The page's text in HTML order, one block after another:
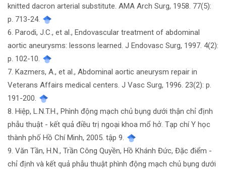
knitted dacron arterial substitute. AMA Arch Surg, 1958. 77(5):
p. 713-24.
6. Parodi, J.C., et al., Endovascular treatment of abdominal
aortic aneurysms: lessons learned. J Endovasc Surg, 1997. 4(2):
p. 102-10.
7. Kazmers, A., et al., Abdominal aortic aneurysm repair in
Veterans Affairs medical centers. J Vasc Surg, 1996. 23(2): p.
191-200.
8. Hiệp, L.N.T.H., Phình động mạch chủ bụng dưới thận chỉ định
phẫu thuật - kết quả điều trị ngoại khoa mổ hở. Tạp chí Y học
thành phố Hồ Chí Minh, 2005. tập 9.
9. Văn Tần, H.N., Trần Công Quyền, Hồ Khánh Đức, Đặc điểm -
chỉ định và kết quả phẫu thuật phình động mạch chủ bụng dưới